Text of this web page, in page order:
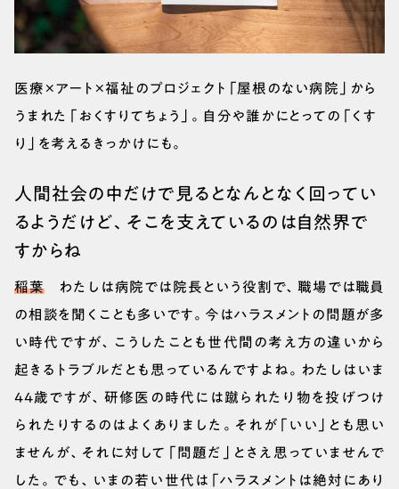
医療×アート×福祉のプロジェクト「屋根のない病院」から
うまれた「おくすりてちょう」。自分や誰かにとっての「くす
り」を考えるきっかけにも。
人間社会の中だけで見るとなんとなく回ってい
るようだけど、そこを支えているのは自然界で
すからね
稲葉わたしは病院では院長という役割で、職場では職員
の相談を聞くことも多いです。今はハラスメントの問題が多
い時代ですが、こうしたことも世代間の考え方の違いから
起きるトラブルだとも思っているんですよね。わたしはいま
44歳ですが、研修医の時代には蹴られたり物を投げつけ
られたりするのはよくありました。それが「いい」とも思い
ませんが、それに対して「問題だ」とさえ思っていませんで
した。でも、いまの若い世代は「ハラスメントは絶対にあり